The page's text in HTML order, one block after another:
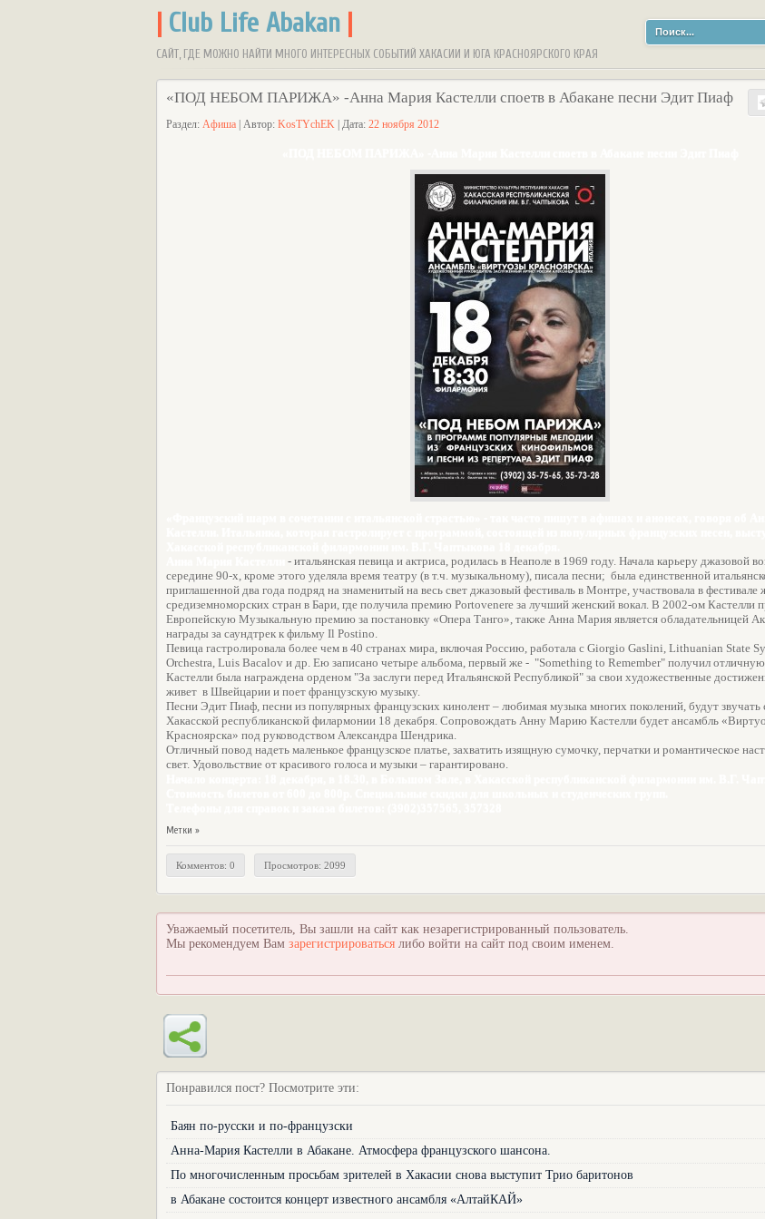
Club Life Abakan
САЙТ, ГДЕ МОЖНО НАЙТИ МНОГО ИНТЕРЕСНЫХ СОБЫТИЙ ХАКАСИИ И ЮГА КРАСНОЯРСКОГО КРАЯ
«ПОД НЕБОМ ПАРИЖА» -Анна Мария Кастелли споетв в Абакане песни Эдит Пиаф
Раздел: Афиша | Автор: KosTYchEK | Дата: 22 ноября 2012
- итальянская певица и актриса, родилась в Неаполе в 1969 году. Начала карьеру джазовой
середине 90-х, кроме этого уделяла время театру (в т.ч. музыкальному), писала песни; была единственной
приглашенной два года подряд на знаменитый на весь свет джазовый фестиваль в Монтре, участвовала в фестивале
средиземноморских стран в Бари, где получила премию Portovenere за лучший женский вокал. В 2002-ом Кастелли
Европейскую Музыкальную премию за постановку «Опера Танго», также Анна Мария является обладательницей
награды за саундтрек к фильму Il Postino.
Певица гастролировала более чем в 40 странах мира, включая Россию, работала с Giorgio Gaslini, Lithuanian State
Orchestra, Luis Bacalov и др. Ею записано четыре альбома, первый же - "Something to Remember" получил отличную
Кастелли была награждена орденом "За заслуги перед Итальянской Республикой" за свои художественные
живет в Швейцарии и поет французскую музыку.
Песни Эдит Пиаф, песни из популярных французских кинолент – любимая музыка многих поколений, будут звучать
Хакасской республиканской филармонии 18 декабря. Сопровождать Анну Марию Кастелли будет ансамбль
Красноярска» под руководством Александра Шендрика.
Отличный повод надеть маленькое французское платье, захватить изящную сумочку, перчатки и романтическое
свет. Удовольствие от красивого голоса и музыки – гарантировано.
Метки »
Комментов: 0 Просмотров: 2099
Уважаемый посетитель, Вы зашли на сайт как незарегистрированный пользователь.
Мы рекомендуем Вам зарегистрироваться либо войти на сайт под своим именем.
Понравился пост? Посмотрите эти:
Баян по-русски и по-французски
Анна-Мария Кастелли в Абакане. Атмосфера французского шансона.
По многочисленным просьбам зрителей в Хакасии снова выступит Трио баритонов
в Абакане состоится концерт известного ансамбля «АлтайКАЙ»